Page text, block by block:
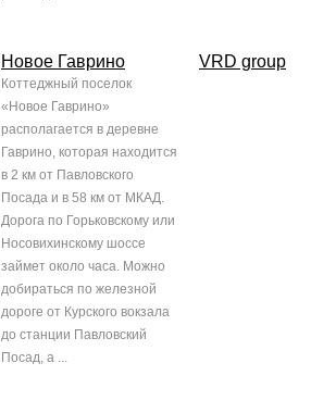
Новое Гаврино
Коттеджный поселок
«Новое Гаврино»
располагается в деревне
Гаврино, которая находится
в 2 км от Павловского
Посада и в 58 км от МКАД.
Дорога по Горьковскому или
Носовихинскому шоссе
займет около часа. Можно
добираться по железной
дороге от Курского вокзала
до станции Павловский
Посад, а ...
VRD group